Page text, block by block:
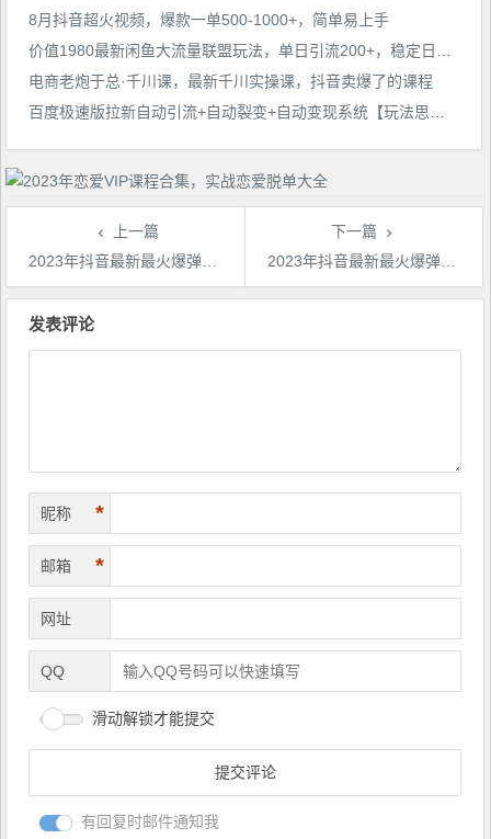
8月抖音超火视频，爆款一单500-1000+，简单易上手
价值1980最新闲鱼大流量联盟玩法，单日引流200+，稳定日入1000+
电商老炮于总·千川课，最新千川实操课，抖音卖爆了的课程
百度极速版拉新自动引流+自动裂变+自动变现系统【玩法思路+操作流程】
上一篇
2023年抖音最新最火爆弹幕互动游戏–超能跑跑【开播教程+起号教程+兔费对接报白+一对一咨询服务+直播间搭建指导】
下一篇
2023年抖音最新最火爆弹幕互动游戏–远古战争【开播教程+起号教程+兔费对接报白+一对一咨询服务+直播间搭建指导】
文
发表评论
昵称 *
邮箱 *
网址
QQ
滑动解锁才能提交
有回复时邮件通知我